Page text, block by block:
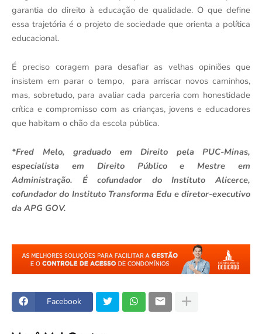
garantia do direito à educação de qualidade. O que define
essa trajetória é o projeto de sociedade que orienta a política
educacional.
É preciso coragem para desafiar as velhas opiniões que
insistem em parar o tempo, para arriscar novos caminhos,
mas, sobretudo, para avaliar cada parceria com honestidade
crítica e compromisso com as crianças, jovens e educadores
que habitam o chão da escola pública.
*Fred Melo, graduado em Direito pela PUC-Minas,
especialista em Direito Público e Mestre em
Administração. É cofundador do Instituto Alicerce,
cofundador do Instituto Transforma Edu e diretor-executivo
da APG GOV.
Facebook